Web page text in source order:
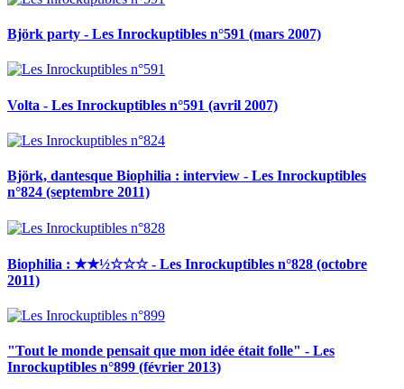
Björk party - Les Inrockuptibles n°591 (mars 2007)
Volta - Les Inrockuptibles n°591 (avril 2007)
Björk, dantesque Biophilia : interview - Les Inrockuptibles
n°824 (septembre 2011)
Biophilia : ★★½☆☆☆ - Les Inrockuptibles n°828 (octobre
2011)
"Tout le monde pensait que mon idée était folle" - Les
Inrockuptibles n°899 (février 2013)